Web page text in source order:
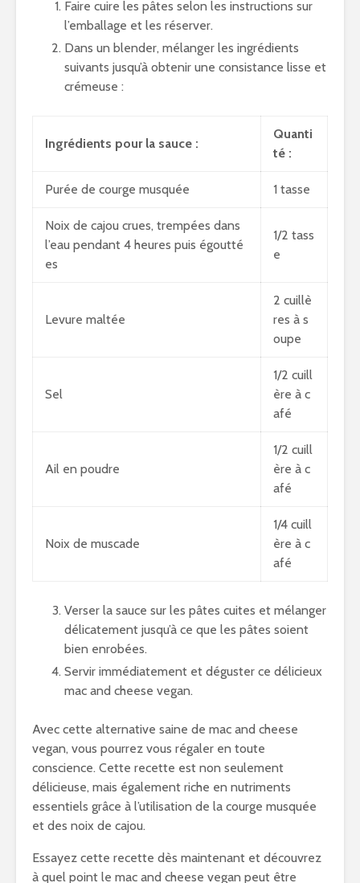
Faire cuire les pâtes selon les instructions sur
l’emballage et les réserver.
Dans un blender, mélanger les ingrédients
suivants jusqu’à obtenir une consistance lisse et
crémeuse :
Ingrédients pour la sauce :
Quanti
té :
Purée de courge musquée 1 tasse
Noix de cajou crues, trempées dans
l’eau pendant 4 heures puis égoutté
es
1/2 tass
e
Levure maltée
2 cuillè
res à s
oupe
Sel
1/2 cuill
ère à c
afé
Ail en poudre
1/2 cuill
ère à c
afé
Noix de muscade
1/4 cuill
ère à c
afé
Verser la sauce sur les pâtes cuites et mélanger
délicatement jusqu’à ce que les pâtes soient
bien enrobées.
Servir immédiatement et déguster ce délicieux
mac and cheese vegan.
Avec cette alternative saine de mac and cheese
vegan, vous pourrez vous régaler en toute
conscience. Cette recette est non seulement
délicieuse, mais également riche en nutriments
essentiels grâce à l’utilisation de la courge musquée
et des noix de cajou.
Essayez cette recette dès maintenant et découvrez
à quel point le mac and cheese vegan peut être